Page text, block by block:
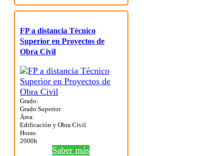
FP a distancia Técnico
Superior en Proyectos de
Obra Civil
Grado:
Grado Superior
Área:
Edificación y Obra Civil
Horas:
2000h
Saber más